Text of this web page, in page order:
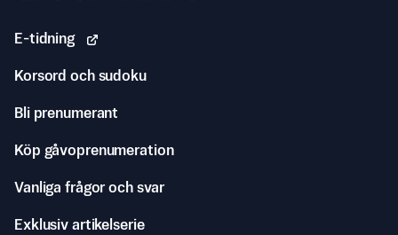
E-tidning
Korsord och sudoku
Bli prenumerant
Köp gåvoprenumeration
Vanliga frågor och svar
Exklusiv artikelserie